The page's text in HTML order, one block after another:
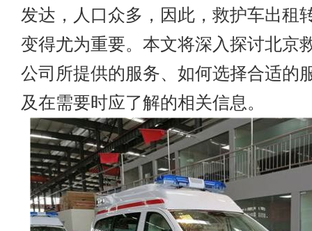
发达，人口众多，因此，救护车出租
变得尤为重要。本文将深入探讨北京
公司所提供的服务、如何选择合适的
及在需要时应了解的相关信息。